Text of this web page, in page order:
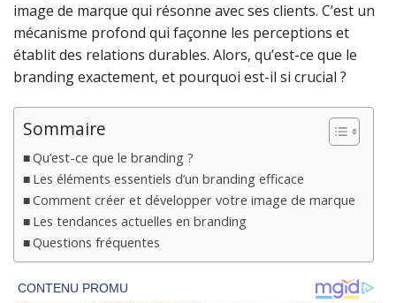
image de marque qui résonne avec ses clients. C’est un
mécanisme profond qui façonne les perceptions et
établit des relations durables. Alors, qu’est-ce que le
branding exactement, et pourquoi est-il si crucial ?
Sommaire
Qu’est-ce que le branding ?
Les éléments essentiels d’un branding efficace
Comment créer et développer votre image de marque
Les tendances actuelles en branding
Questions fréquentes